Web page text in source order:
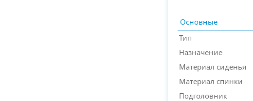
Основные
Тип
Назначение
Материал сиденья
Материал спинки
Подголовник